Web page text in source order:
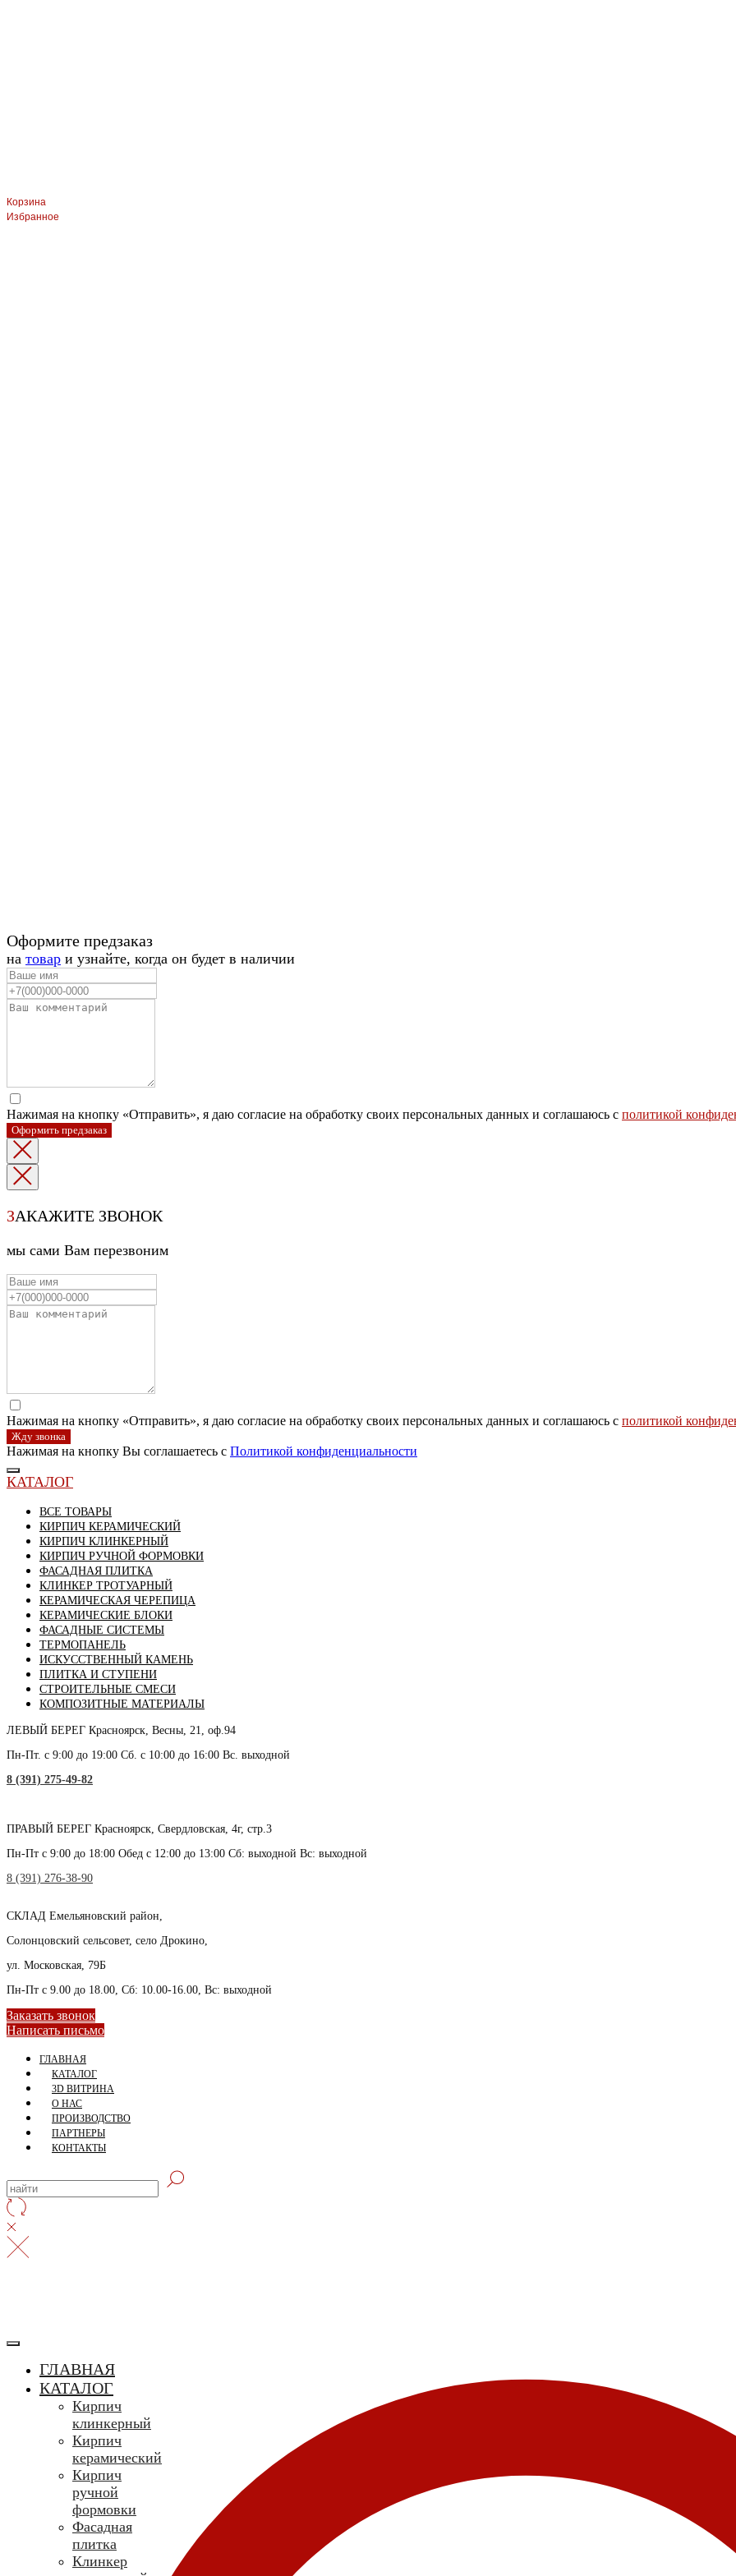
Корзина
Избранное
Оформите предзаказ
на товар и узнайте, когда он будет в наличии
Нажимая на кнопку «Отправить», я даю согласие на обработку своих персональных данных и соглашаюсь с политикой
Оформить предзаказ
ЗАКАЖИТЕ ЗВОНОК
мы сами Вам перезвоним
Нажимая на кнопку «Отправить», я даю согласие на обработку своих персональных данных и соглашаюсь с политикой
Жду звонка
Нажимая на кнопку Вы соглашаетесь с Политикой конфиденциальности
КАТАЛОГ
ВСЕ ТОВАРЫ
КИРПИЧ КЕРАМИЧЕСКИЙ
КИРПИЧ КЛИНКЕРНЫЙ
КИРПИЧ РУЧНОЙ ФОРМОВКИ
ФАСАДНАЯ ПЛИТКА
КЛИНКЕР ТРОТУАРНЫЙ
КЕРАМИЧЕСКАЯ ЧЕРЕПИЦА
КЕРАМИЧЕСКИЕ БЛОКИ
ФАСАДНЫЕ СИСТЕМЫ
ТЕРМОПАНЕЛЬ
ИСКУССТВЕННЫЙ КАМЕНЬ
ПЛИТКА И СТУПЕНИ
СТРОИТЕЛЬНЫЕ СМЕСИ
КОМПОЗИТНЫЕ МАТЕРИАЛЫ
ЛЕВЫЙ БЕРЕГ Красноярск, Весны, 21, оф.94
Пн-Пт. с 9:00 до 19:00 Сб. с 10:00 до 16:00 Вс. выходной
8 (391) 275-49-82
ПРАВЫЙ БЕРЕГ Красноярск, Свердловская, 4г, стр.3
Пн-Пт с 9:00 до 18:00 Обед с 12:00 до 13:00 Сб: выходной Вс: выходной
8 (391) 276-38-90
СКЛАД Емельяновский район,
Солонцовский сельсовет, село Дрокино,
ул. Московская, 79Б
Пн-Пт с 9.00 до 18.00, Сб: 10.00-16.00, Вс: выходной
Заказать звонок
Написать письмо
ГЛАВНАЯ
КАТАЛОГ
3D ВИТРИНА
О НАС
ПРОИЗВОДСТВО
ПАРТНЕРЫ
КОНТАКТЫ
ГЛАВНАЯ
КАТАЛОГ
Кирпич
клинкерный
Кирпич
керамический
Кирпич
ручной
формовки
Фасадная
плитка
Клинкер